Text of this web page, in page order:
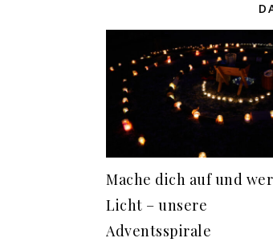
Mache dich auf und
Licht – unsere
Adventsspirale